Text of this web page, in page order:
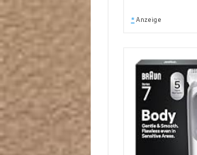
* Anzeige